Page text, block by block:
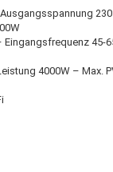
230
Eingangsfrequenz 45-
4000W – Max.